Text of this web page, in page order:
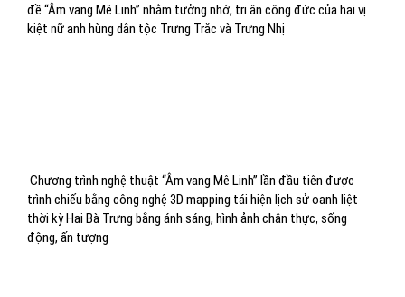
đề “Âm vang Mê Linh” nhằm tưởng nhớ, tri ân công đức của hai vị
kiệt nữ anh hùng dân tộc Trưng Trắc và Trưng Nhị
Chương trình nghệ thuật “Âm vang Mê Linh” lần đầu tiên được
trình chiếu bằng công nghệ 3D mapping tái hiện lịch sử oanh liệt
thời kỳ Hai Bà Trưng bằng ánh sáng, hình ảnh chân thực, sống
động, ấn tượng